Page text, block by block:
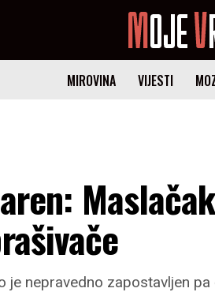
MIROVINA VIJESTI
je nepravedno zapostavljen